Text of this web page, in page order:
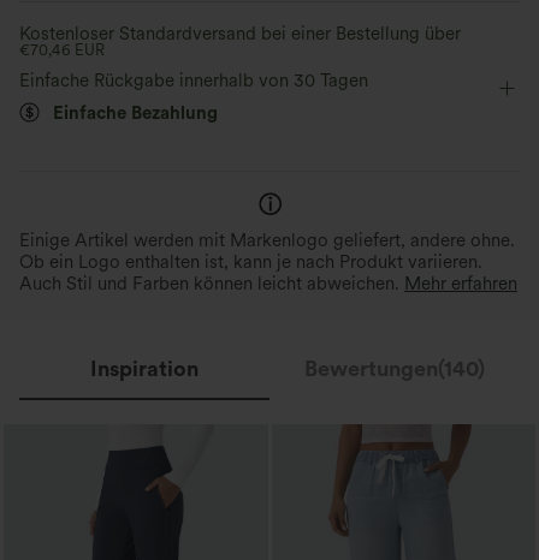
Körperbetont Easy Peezy eingenähter BH
Seitentaschen gedrehter Rücken
Tiefer Rundhalsausschnitt
Jumpsuit
Kostenloser Standardversand bei einer Bestellung über
€70,46 EUR
Einfache Rückgabe innerhalb von 30 Tagen
Einfache Bezahlung
Einige Artikel werden mit Markenlogo geliefert, andere ohne.
Ob ein Logo enthalten ist, kann je nach Produkt variieren.
Auch Stil und Farben können leicht abweichen. Mehr erfahren
Inspiration Bewertungen(140)